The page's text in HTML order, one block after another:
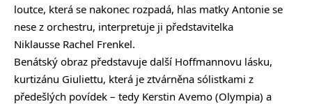
loutce, která se nakonec rozpadá, hlas matky Antonie se
nese z orchestru, interpretuje ji představitelka
Niklausse Rachel Frenkel.
Benátský obraz představuje další Hoffmannovu lásku,
kurtizánu Giuliettu, která je ztvárněna sólistkami z
předešlých povídek – tedy Kerstin Avemo (Olympia) a